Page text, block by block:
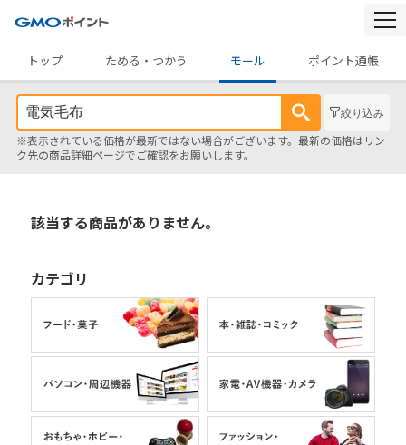
トップ
ためる・つかう モール ポイント通帳
絞り込み
※表示されている価格が最新ではない場合がございます。最新の価格はリン
ク先の商品詳細ページでご確認をお願いします。
該当する商品がありません。
カテゴリ